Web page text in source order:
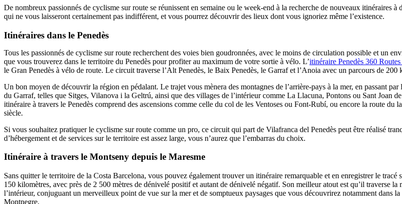
De nombreux passionnés de cyclisme sur route se réunissent en semaine ou le week-end à la recherche de nouveaux itinéraires
qui ne vous laisseront certainement pas indifférent, et vous pourrez découvrir des lieux dont vous ignoriez même l’existence.​​​​​​​
Itinéraires dans le Penedès
Tous les passionnés de cyclisme sur route recherchent des voies bien goudronnées, avec le moins de circulation possible et un
que vous trouverez dans le territoire du Penedès pour profiter au maximum de votre sortie à vélo. L’​​​​​​​itinéraire Penedès 360
le Gran Penedès à vélo de route. Le circuit traverse l’Alt Penedès, le Baix Penedès, le Garraf et l’Anoia avec un parcours de 200
Un bon moyen de découvrir la région en pédalant. Le trajet vous mènera des montagnes de l’arrière-pays à la mer, en passant
du Garraf, telles que Sitges, Vilanova i la Geltrú, ainsi que des villages de l’intérieur comme La Llacuna, Pontons ou Sant Joan
itinéraire à travers le Penedès comprend des ascensions comme celle du col de les Ventoses ou Font-Rubí, ou encore la route
siècle.​​​​​​​
Si vous souhaitez pratiquer le cyclisme sur route comme un pro, ce circuit qui part de Vilafranca del Penedès peut être réalisé
d’hébergement et de services sur le territoire est assez large, vous n’aurez que l’embarras du choix.
Itinéraire à travers le Montseny depuis le Maresme
Sans quitter le territoire de la Costa Barcelona, vous pouvez également trouver un itinéraire remarquable et en enregistrer le tracé
150 kilomètres, avec près de 2 500 mètres de dénivelé positif et autant de dénivelé négatif. Son meilleur atout est qu’il traverse
l’intérieur, conjuguant un merveilleux point de vue sur la mer et de somptueux paysages que vous découvrirez notamment dans
Montnegre.